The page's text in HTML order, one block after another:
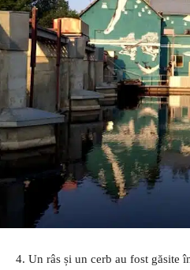
4. Un râs și un cerb au fost găsite